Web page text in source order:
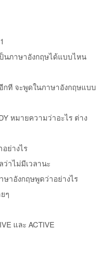
นภาษาอังกฤษได้แบบไหน
กที จะพูดในภาษาอังกฤษแบบ
หมายความว่าอะไร ต่าง
ย่างไร
ว่าไม่มีเวลานะ
ษาอังกฤษพูดว่าอย่างไร
ๆ
และ ACTIVE